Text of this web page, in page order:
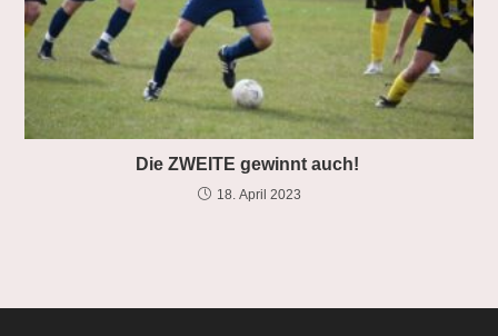
Die ZWEITE gewinnt auch!
18. April 2023